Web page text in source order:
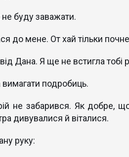
буду заважати.
до мене. От хай тільки почне
Дана. Я ще не встигла тобі
подробиць.
не забарився. Як добре,
дивувалися й віталися.
руку: